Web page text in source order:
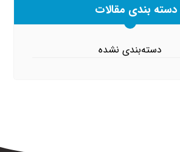
دسته بندی مقالات
دسته‌بندی نشده